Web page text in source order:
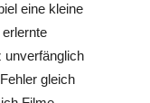
eine kleine
unverfänglich
gleich